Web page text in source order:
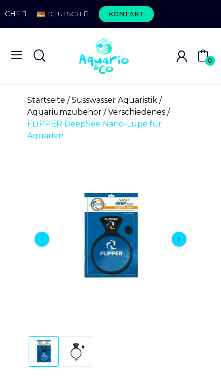
CHF DEUTSCH KONTAKT
0
Startseite
Süsswasser Aquaristik
Aquariumzubehör
Verschiedenes
FLIPPER DeepSee Nano-Lupe für
Aquarien